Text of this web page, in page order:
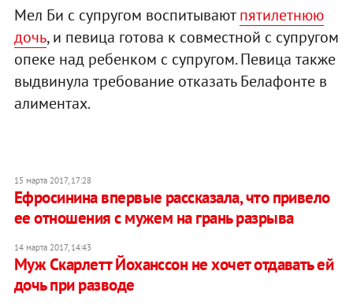
Мел Би с супругом воспитываютпятилетнюю
дочь, и певица готова к совместной с супругом
опеке над ребенком с супругом. Певица также
выдвинула требование отказать Белафонте в
алиментах.
15 марта 2017, 17:28
Ефросинина впервые рассказала, что привело
ее отношения с мужем на грань разрыва
14 марта 2017, 14:43
Муж Скарлетт Йоханссон не хочет отдавать ей
дочь при разводе